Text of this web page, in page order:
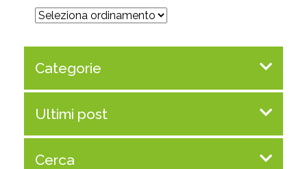
Categorie
Ultimi post
Cerca